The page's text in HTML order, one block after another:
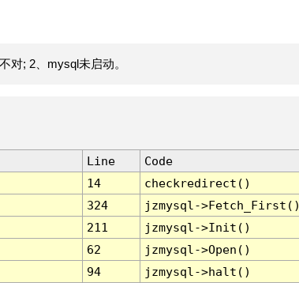
对; 2、mysql未启动。
Line
Code
14
checkredirect()
324
jzmysql-
211
jzmysql->Init()
62
jzmysql->Open()
94
jzmysql->halt()